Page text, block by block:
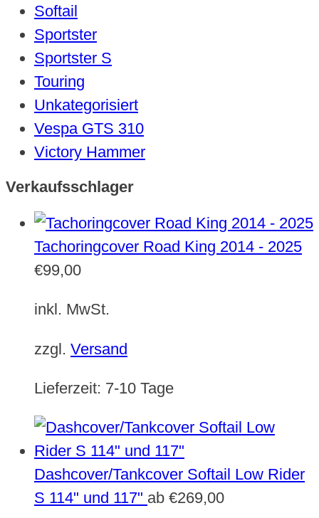
Softail
Sportster
Sportster S
Touring
Unkategorisiert
Vespa GTS 310
Victory Hammer
Verkaufsschlager
Tachoringcover Road King 2014 - 2025
€99,00
inkl. MwSt.
zzgl. Versand
Lieferzeit: 7-10 Tage
Dashcover/Tankcover Softail Low Rider
S 114" und 117" ab €269,00